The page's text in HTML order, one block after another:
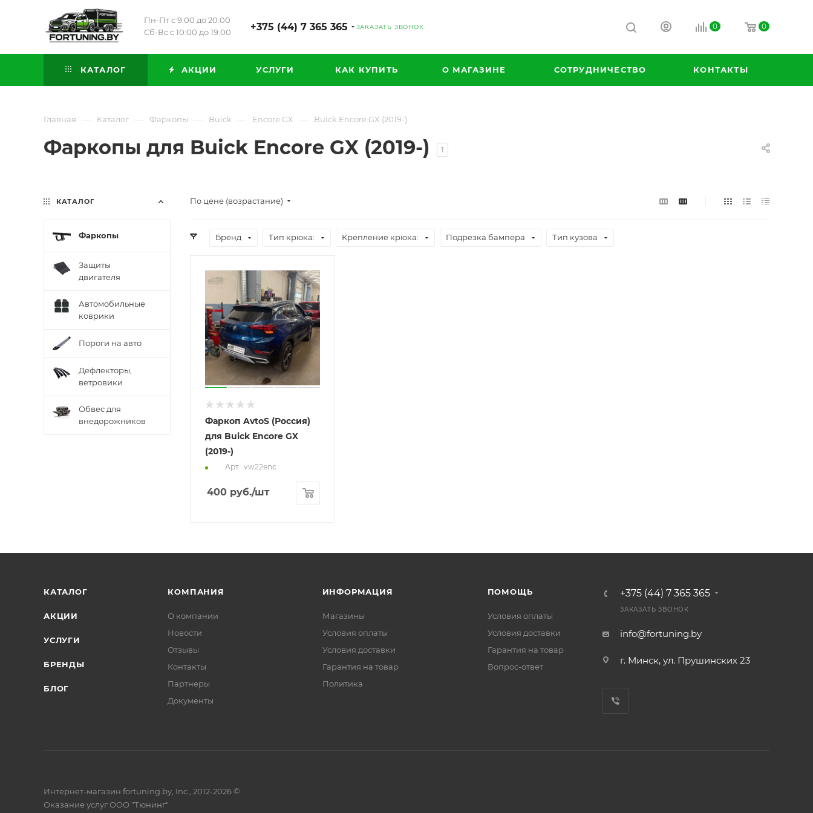
Пн-Пт с 9:00 до 20:00
Сб-Вс с 10:00 до 19:00
+375 (44) 7 365 365 ЗАКАЗАТЬ ЗВОНОК 0 0
КАТАЛОГ АКЦИИ УСЛУГИ КАК КУПИТЬ О МАГАЗИНЕ СОТРУДНИЧЕСТВО КОНТАКТЫ
Главная — Каталог — Фаркопы — Buick — Encore GX — Buick Encore GX (2019-)
Фаркопы для Buick Encore GX (2019-) 1
По цене (возрастание)
Бренд Тип крюка: Крепление крюка: Подрезка бампера Тип кузова
Фаркоп AvtoS (Россия)
для Buick Encore GX
(2019-)
Арт.: vw22enc
400 руб./шт
КАТАЛОГ
Фаркопы
Защиты
двигателя
Автомобильные
коврики
Пороги на авто
Дефлекторы,
ветровики
Обвес для
внедорожников
КАТАЛОГ
АКЦИИ
УСЛУГИ
БРЕНДЫ
БЛОГ
КОМПАНИЯ
О компании
Новости
Отзывы
Контакты
Партнеры
Документы
ИНФОРМАЦИЯ
Магазины
Условия оплаты
Условия доставки
Гарантия на товар
Политика
ПОМОЩЬ
Условия оплаты
Условия доставки
Гарантия на товар
Вопрос-ответ
+375 (44) 7 365 365
ЗАКАЗАТЬ ЗВОНОК
info@fortuning.by
г. Минск, ул. Прушинских 23
Интернет-магазин fortuning.by, Inc., 2012-2026 ©
Оказание услуг ООО "Тюнинг"